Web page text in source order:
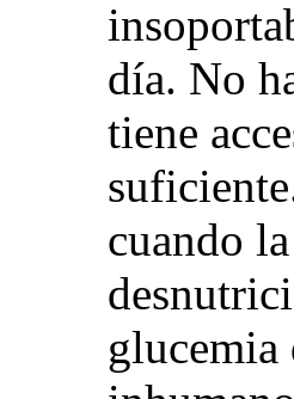
día. No
tiene
cuando
glucemia